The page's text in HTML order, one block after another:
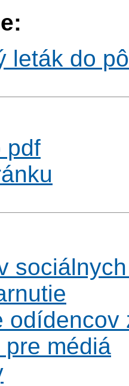
leták do
pdf
odídencov
pre médiá